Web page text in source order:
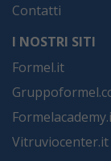
Contatti
I NOSTRI SITI
Formel.it
Vitruviocenter.it